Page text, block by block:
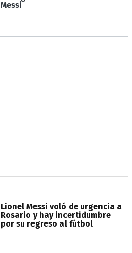
Messi
Lionel Messi voló de urgencia a
Rosario y hay incertidumbre
por su regreso al fútbol